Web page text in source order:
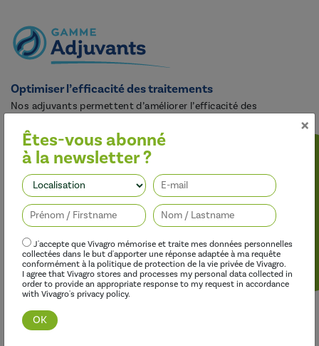
Optimiser l’efficacité des traitements
Nos adjuvants permettent d’améliorer l’efficacité des
herbicides, des fongicides, des insecticides et des régulateurs de
croissance, tout en limitant leur impact sur l’environnement.
Découvrir cette gamme
×
Êtes-vous abonné
à la newsletter ?
J'accepte que Vivagro mémorise et traite mes données personnelles
collectées dans le but d'apporter une réponse adaptée à ma requête
conformément à la politique de protection de la vie privée de Vivagro.
I agree that Vivagro stores and processes my personal data collected in
order to provide an appropriate response to my request in accordance
with Vivagro's privacy policy.